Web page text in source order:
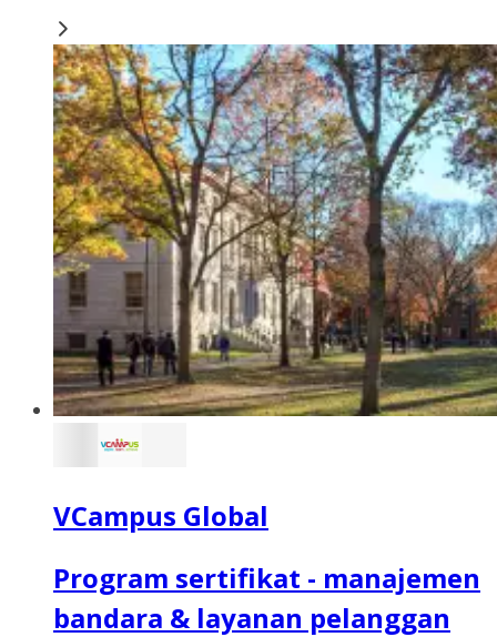
VCampus Global
Program sertifikat - manajemen
bandara & layanan pelanggan